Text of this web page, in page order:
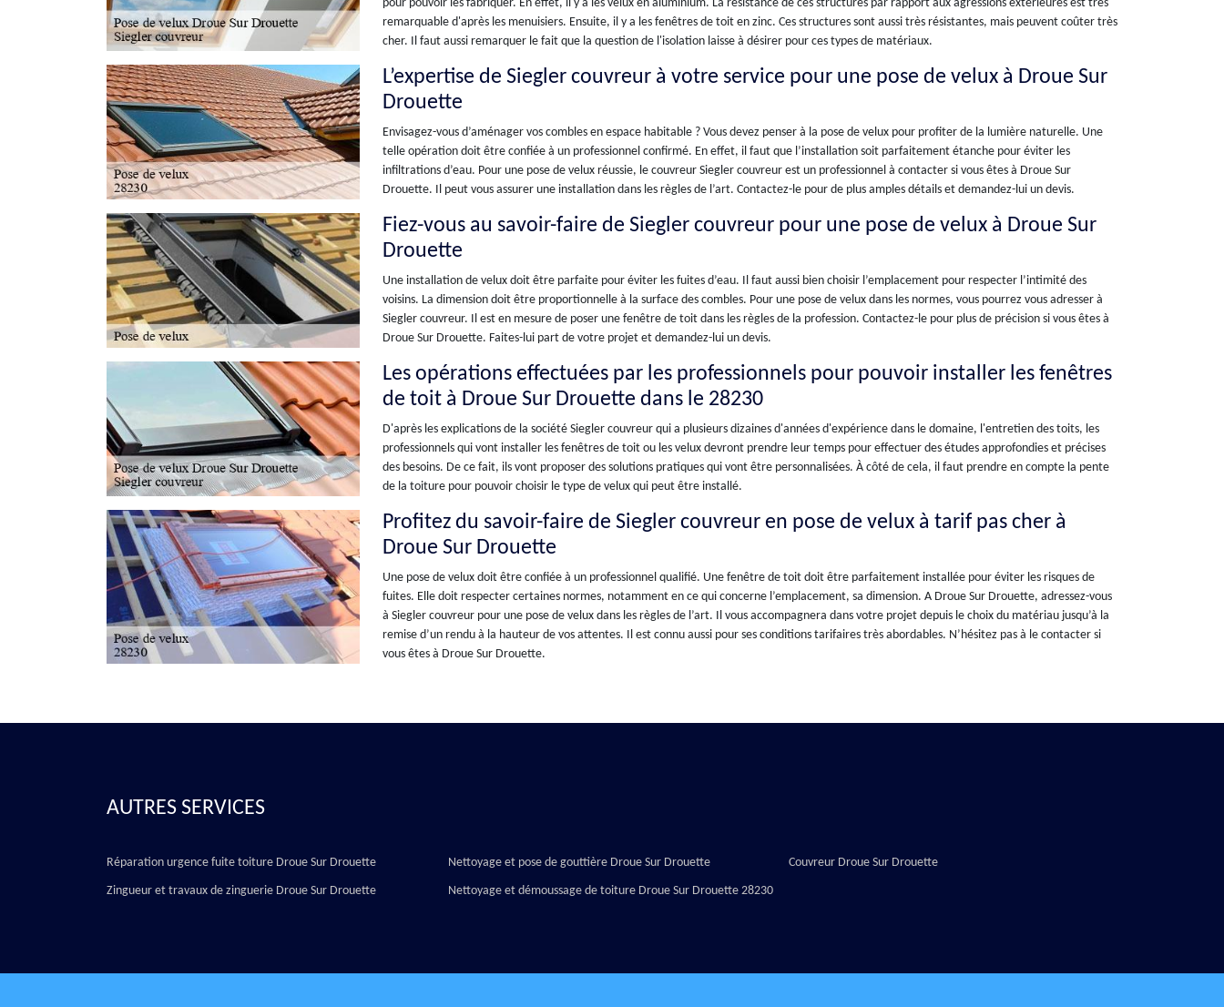
pour pouvoir les fabriquer. En effet, il y a les velux en aluminium. La résistance de ces structures par rapport aux agressions extérieures est très
remarquable d'après les menuisiers. Ensuite, il y a les fenêtres de toit en zinc. Ces structures sont aussi très résistantes, mais peuvent coûter très
cher. Il faut aussi remarquer le fait que la question de l'isolation laisse à désirer pour ces types de matériaux.
L’expertise de Siegler couvreur à votre service pour une pose de velux à Droue Sur
Drouette
Envisagez-vous d’aménager vos combles en espace habitable ? Vous devez penser à la pose de velux pour profiter de la lumière naturelle. Une
telle opération doit être confiée à un professionnel confirmé. En effet, il faut que l’installation soit parfaitement étanche pour éviter les
infiltrations d’eau. Pour une pose de velux réussie, le couvreur Siegler couvreur est un professionnel à contacter si vous êtes à Droue Sur
Drouette. Il peut vous assurer une installation dans les règles de l’art. Contactez-le pour de plus amples détails et demandez-lui un devis.
Fiez-vous au savoir-faire de Siegler couvreur pour une pose de velux à Droue Sur
Drouette
Une installation de velux doit être parfaite pour éviter les fuites d’eau. Il faut aussi bien choisir l’emplacement pour respecter l’intimité des
voisins. La dimension doit être proportionnelle à la surface des combles. Pour une pose de velux dans les normes, vous pourrez vous adresser à
Siegler couvreur. Il est en mesure de poser une fenêtre de toit dans les règles de la profession. Contactez-le pour plus de précision si vous êtes à
Droue Sur Drouette. Faites-lui part de votre projet et demandez-lui un devis.
Les opérations effectuées par les professionnels pour pouvoir installer les fenêtres
de toit à Droue Sur Drouette dans le 28230
D'après les explications de la société Siegler couvreur qui a plusieurs dizaines d'années d'expérience dans le domaine, l'entretien des toits, les
professionnels qui vont installer les fenêtres de toit ou les velux devront prendre leur temps pour effectuer des études approfondies et précises
des besoins. De ce fait, ils vont proposer des solutions pratiques qui vont être personnalisées. À côté de cela, il faut prendre en compte la pente
de la toiture pour pouvoir choisir le type de velux qui peut être installé.
Profitez du savoir-faire de Siegler couvreur en pose de velux à tarif pas cher à
Droue Sur Drouette
Une pose de velux doit être confiée à un professionnel qualifié. Une fenêtre de toit doit être parfaitement installée pour éviter les risques de
fuites. Elle doit respecter certaines normes, notamment en ce qui concerne l’emplacement, sa dimension. A Droue Sur Drouette, adressez-vous
à Siegler couvreur pour une pose de velux dans les règles de l’art. Il vous accompagnera dans votre projet depuis le choix du matériau jusqu’à la
remise d’un rendu à la hauteur de vos attentes. Il est connu aussi pour ses conditions tarifaires très abordables. N’hésitez pas à le contacter si
vous êtes à Droue Sur Drouette.
AUTRES SERVICES
Réparation urgence fuite toiture Droue Sur Drouette
Zingueur et travaux de zinguerie Droue Sur Drouette
Nettoyage et pose de gouttière Droue Sur Drouette
Nettoyage et démoussage de toiture Droue Sur Drouette 28230
Couvreur Droue Sur Drouette